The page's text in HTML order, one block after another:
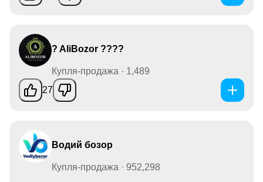
? AliBozor ????
Купля-продажа · 1,489
27
Водий бозор
Купля-продажа · 952,298